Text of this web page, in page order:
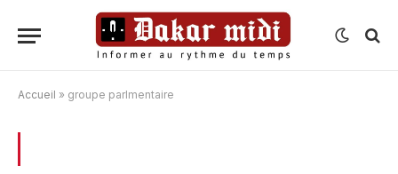
Accueil » groupe parlmentaire